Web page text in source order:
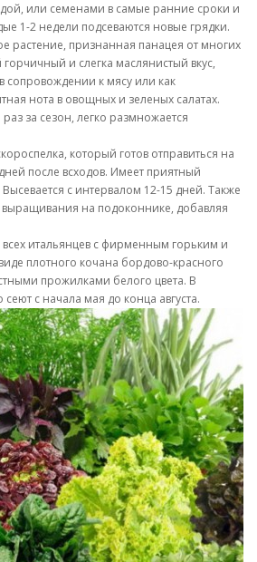
или семенами в самые ранние сроки и
1-2 недели подсеваются новые грядки.
растение, признанная панацея от многих
и слегка маслянистый вкус,
сопровождении к мясу или как
нота в овощных и зеленых салатах.
за сезон, легко размножается
который готов отправиться на
после всходов. Имеет приятный
с интервалом 12-15 дней. Также
выращивания на подоконнике, добавляя
итальянцев с фирменным горьким и
плотного кочана бордово-красного
прожилками белого цвета. В
сеют с начала мая до конца августа.